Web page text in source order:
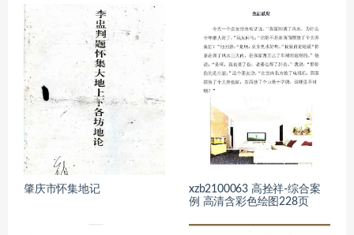
肇庆市怀集地记
xzb2100063 高拴祥-综合案
例 高清含彩色绘图228页